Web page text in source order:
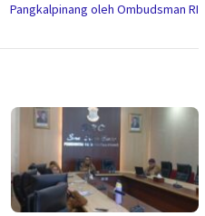
Pangkalpinang oleh Ombudsman RI